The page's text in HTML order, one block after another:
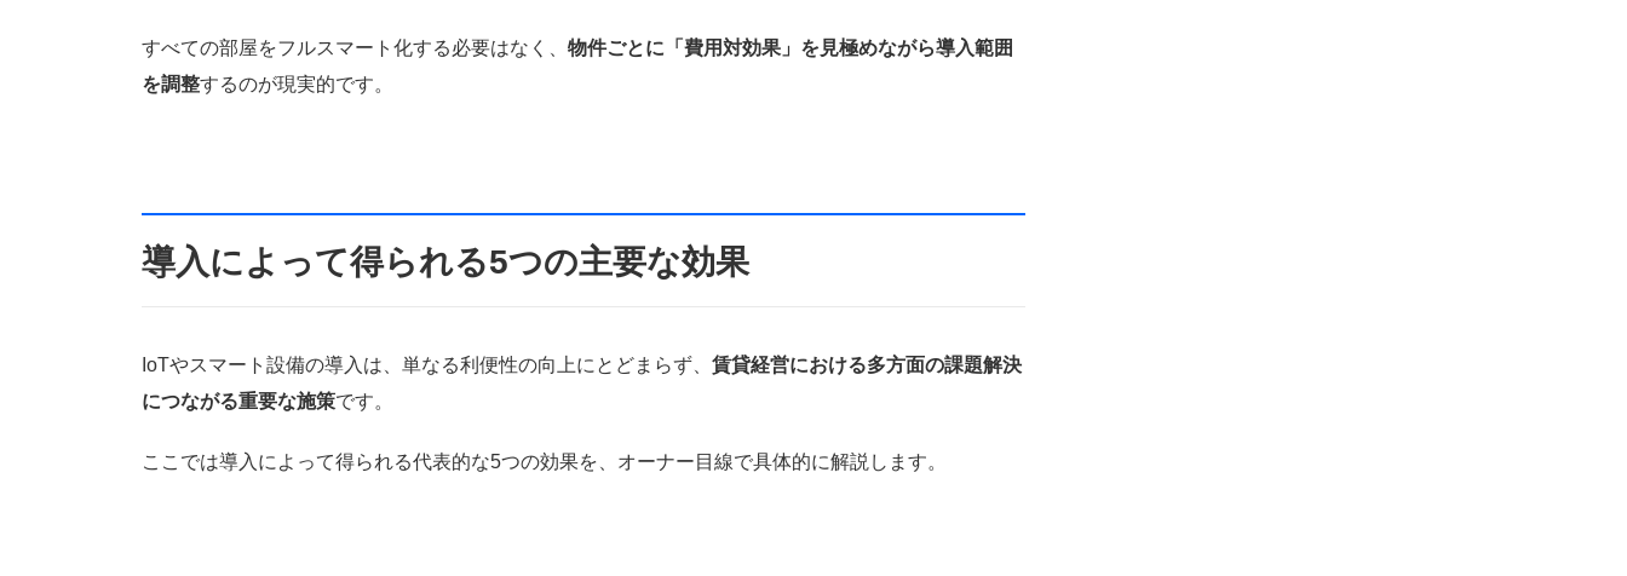
すべての部屋をフルスマート化する必要はなく、 物件ごとに「費用対効果」を見極めながら導入範囲
を調整するのが現実的です。
導入によって得られる5つの主要な効果
IoTやスマート設備の導入は、単なる利便性の向上にとどまらず、 賃貸経営における多方面の課題解決
につながる重要な施策です。
ここでは導入によって得られる代表的な5つの効果を、オーナー目線で具体的に解説します。